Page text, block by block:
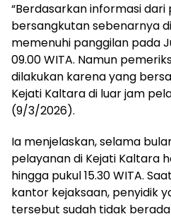
“Berdasarkan informasi dari
bersangkutan sebenarnya
memenuhi panggilan pada
09.00 WITA. Namun
dilakukan karena yang
Kejati Kaltara di luar jam
(9/3/2026).
Ia menjelaskan, selama
pelayanan di Kejati Kaltara
hingga pukul 15.30 WITA.
kantor kejaksaan, penyidik
tersebut sudah tidak